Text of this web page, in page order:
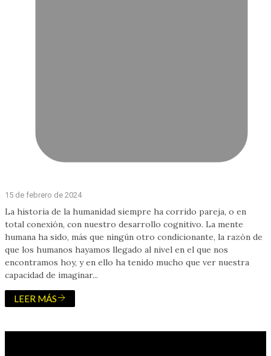
15 de febrero de 2024
La historia de la humanidad siempre ha corrido pareja, o en
total conexión, con nuestro desarrollo cognitivo. La mente
humana ha sido, más que ningún otro condicionante, la razón de
que los humanos hayamos llegado al nivel en el que nos
encontramos hoy, y en ello ha tenido mucho que ver nuestra
capacidad de imaginar...
LEER MÁS